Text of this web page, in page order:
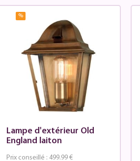
%
Lampe d'extérieur Old
England laiton
Prix conseillé : 499.99 €